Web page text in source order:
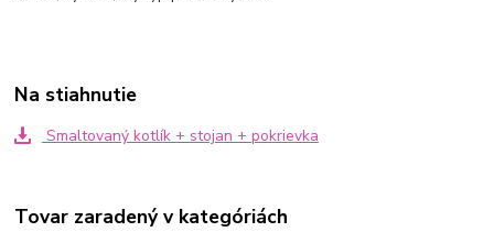
Na stiahnutie
Smaltovaný kotlík + stojan + pokrievka
Tovar zaradený v kategóriách